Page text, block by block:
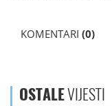
KOMENTARI (0)
OSTALEVIJESTI